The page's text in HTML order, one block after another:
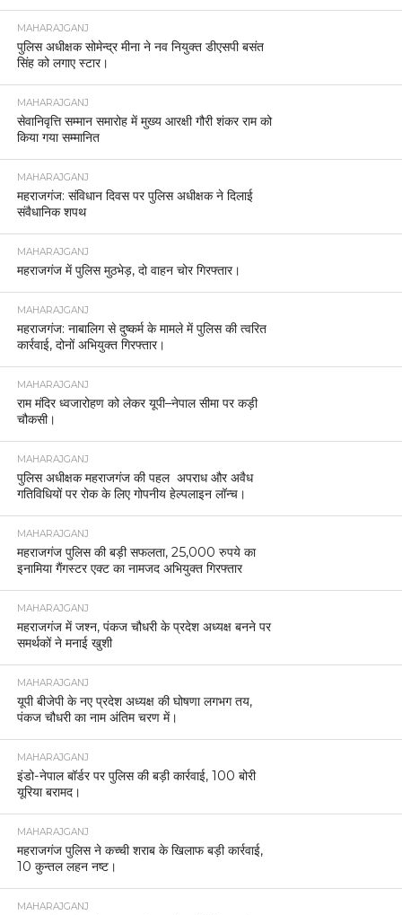
MAHARAJGANJ
पुलिस अधीक्षक सोमेन्द्र मीना ने नव नियुक्त डीएसपी बसंत
सिंह को लगाए स्टार।
MAHARAJGANJ
सेवानिवृत्ति सम्मान समारोह में मुख्य आरक्षी गौरी शंकर राम को
किया गया सम्मानित
MAHARAJGANJ
महराजगंज: संविधान दिवस पर पुलिस अधीक्षक ने दिलाई
संवैधानिक शपथ
MAHARAJGANJ
महराजगंज में पुलिस मुठभेड़, दो वाहन चोर गिरफ्तार।
MAHARAJGANJ
महराजगंज: नाबालिग से दुष्कर्म के मामले में पुलिस की त्वरित
कार्रवाई, दोनों अभियुक्त गिरफ्तार।
MAHARAJGANJ
राम मंदिर ध्वजारोहण को लेकर यूपी–नेपाल सीमा पर कड़ी
चौकसी।
MAHARAJGANJ
पुलिस अधीक्षक महराजगंज की पहल अपराध और अवैध
गतिविधियों पर रोक के लिए गोपनीय हेल्पलाइन लॉन्च।
MAHARAJGANJ
महराजगंज पुलिस की बड़ी सफलता, 25,000 रुपये का
इनामिया गैंगस्टर एक्ट का नामजद अभियुक्त गिरफ्तार
MAHARAJGANJ
महराजगंज में जश्न, पंकज चौधरी के प्रदेश अध्यक्ष बनने पर
समर्थकों ने मनाई खुशी
MAHARAJGANJ
यूपी बीजेपी के नए प्रदेश अध्यक्ष की घोषणा लगभग तय,
पंकज चौधरी का नाम अंतिम चरण में।
MAHARAJGANJ
इंडो-नेपाल बॉर्डर पर पुलिस की बड़ी कार्रवाई, 100 बोरी
यूरिया बरामद।
MAHARAJGANJ
महराजगंज पुलिस ने कच्ची शराब के खिलाफ बड़ी कार्रवाई,
10 कुन्तल लहन नष्ट।
MAHARAJGANJ